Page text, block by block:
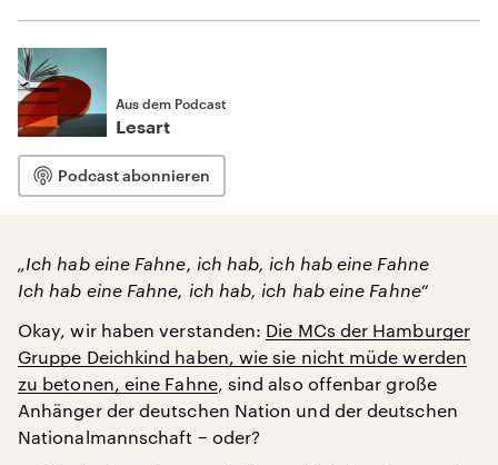
Aus dem Podcast
Lesart
Podcast abonnieren
„Ich hab eine Fahne, ich hab, ich hab eine Fahne
Ich hab eine Fahne, ich hab, ich hab eine Fahne“
Okay, wir haben verstanden: Die MCs der Hamburger
Gruppe Deichkind haben, wie sie nicht müde werden
zu betonen, eine Fahne, sind also offenbar große
Anhänger der deutschen Nation und der deutschen
Nationalmannschaft − oder?